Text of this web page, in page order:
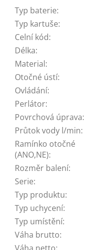
Typ baterie:
Typ kartuše:
Celní kód:
Délka:
Material:
Otočné ústí:
Ovládání:
Perlátor:
Povrchová úprava:
Průtok vody l/min:
Ramínko otočné
(ANO,NE):
Rozměr balení:
Serie:
Typ produktu:
Typ uchycení:
Typ umístění:
Váha brutto: